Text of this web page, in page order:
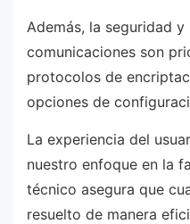
Además, la seguridad
comunicaciones son
protocolos de
opciones de
La experiencia del
nuestro enfoque en la
técnico asegura que
resuelto de manera